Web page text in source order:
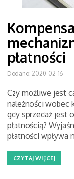
płatności
Dodano: 2020-02-16
Czy możliwe jest
należności wobec
gdy sprzedaż jest
płatnością?
płatności wpływa
CZYTAJ WIĘCEJ